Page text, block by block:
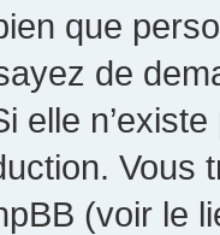
que
de
elle
Vous
(voir le